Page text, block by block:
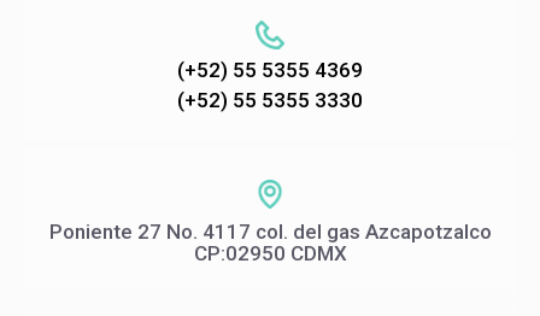
(+52) 55 5355 4369
(+52) 55 5355 3330
Poniente 27 No. 4117 col. del gas Azcapotzalco
CP:02950 CDMX